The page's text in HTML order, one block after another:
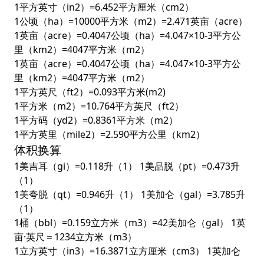
1平方英寸（in2）=6.452平方厘米（cm2）
1公顷（ha）=10000平方米（m2）=2.471英亩（acre）
1英亩（acre）=0.4047公顷（ha）=4.047×10-3平方公
里（km2）=4047平方米（m2）
1英亩（acre）=0.4047公顷（ha）=4.047×10-3平方公
里（km2）=4047平方米（m2）
1平方英尺（ft2）=0.093平方米(m2)
1平方米（m2）=10.764平方英尺（ft2）
1平方码（yd2）=0.8361平方米（m2）
1平方英里（mile2）=2.590平方公里（km2）
体积换算
1美吉耳（gi）=0.118升（1） 1美品脱（pt）=0.473升
（1）
1美夸脱（qt）=0.946升（1） 1美加仑（gal）=3.785升
（1）
1桶（bbl）=0.159立方米（m3）=42美加仑（gal） 1英
亩·英尺＝1234立方米（m3）
1立方英寸（in3）=16.3871立方厘米（cm3） 1英加仑